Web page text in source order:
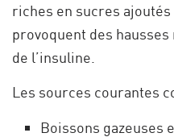
riches en sucres
provoquent des
de l’insuline.
Les sources courantes
Boissons gazeuses